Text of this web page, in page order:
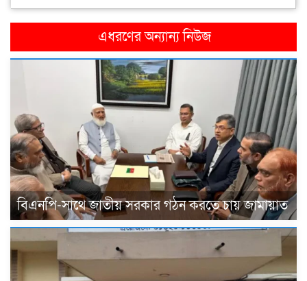
এধরণের অন্যান্য নিউজ
বিএনপি-সাথে জাতীয় সরকার গঠন করতে চায় জামায়াত